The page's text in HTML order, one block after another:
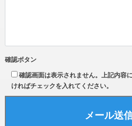
確認ボタン
確認画面は表示されません。上記内容
ければチェックを入れてください。